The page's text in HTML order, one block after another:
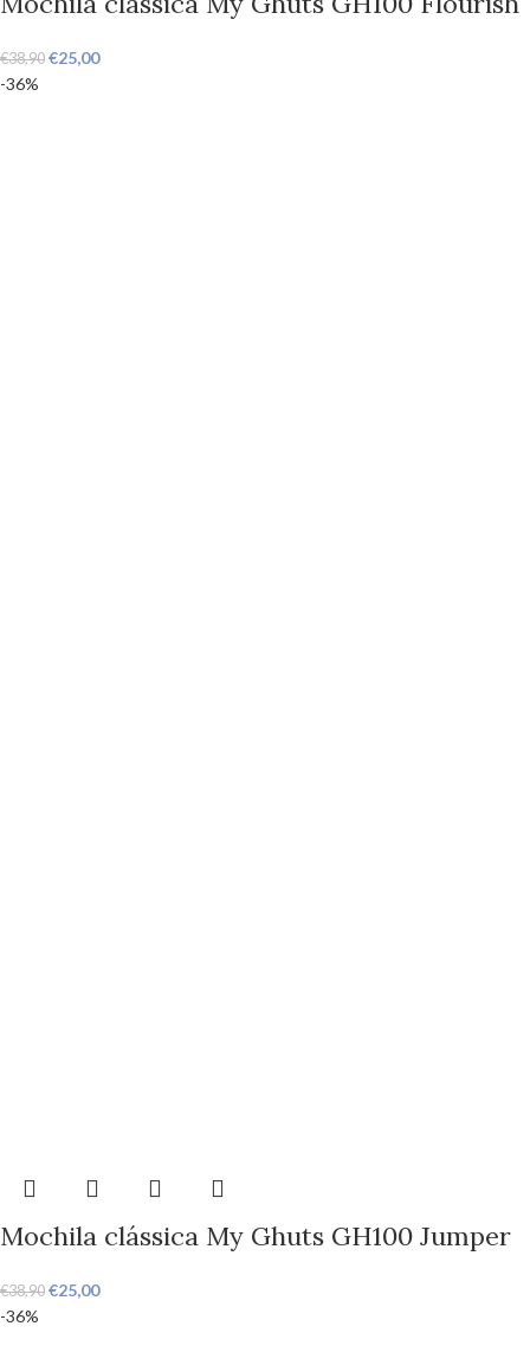
€38,90 €25,00
-36%
Mochila clássica My Ghuts GH100 Jumper
€38,90 €25,00
-36%